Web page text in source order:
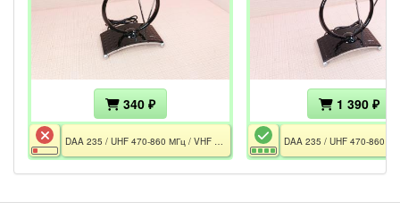
340 ₽
DAA 235 / UHF 470-860 МГц / VHF 47-230 МГц / FM / 45 дБ / UHF 28 дБ / VHF 22 дБ / 75 Om / Не включается / Без БП
1 390 ₽